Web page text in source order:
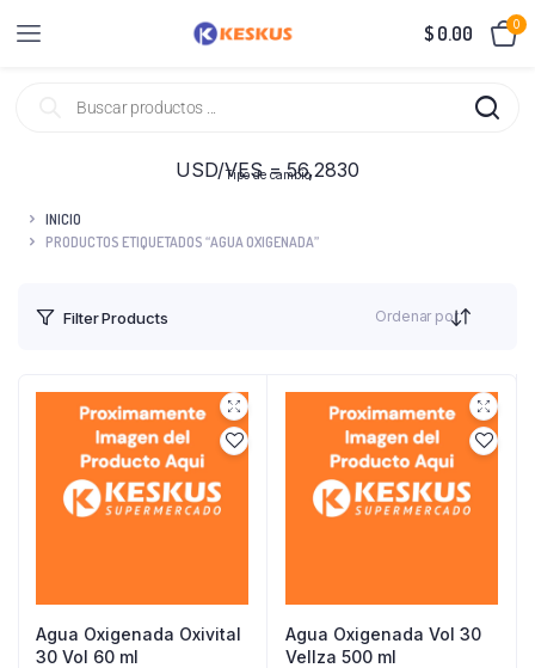
$ 0.00 0
Tipo de cambio
USD/VES = 56,2830
INICIO
PRODUCTOS ETIQUETADOS “AGUA OXIGENADA”
Filter Products Ordenar por
Agua Oxigenada Oxivital
30 Vol 60 ml
Agua Oxigenada Vol 30
Vellza 500 ml